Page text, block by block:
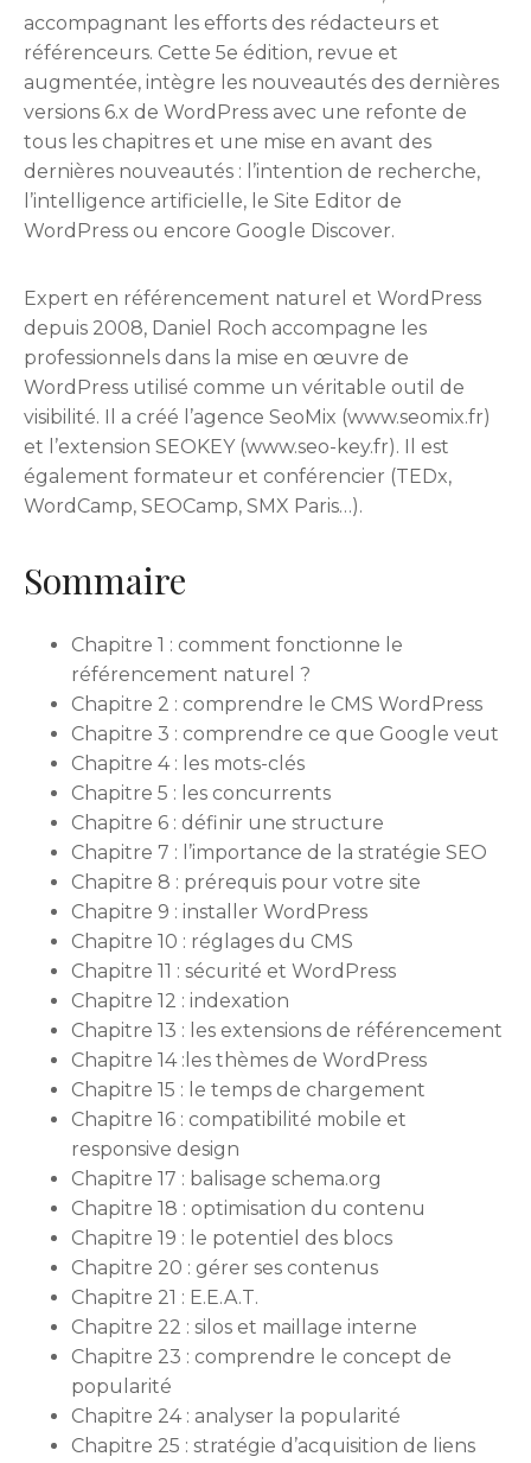
accompagnant les efforts des rédacteurs et
référenceurs. Cette 5e édition, revue et
augmentée, intègre les nouveautés des dernières
versions 6.x de WordPress avec une refonte de
tous les chapitres et une mise en avant des
dernières nouveautés : l’intention de recherche,
l’intelligence artificielle, le Site Editor de
WordPress ou encore Google Discover.
Expert en référencement naturel et WordPress
depuis 2008, Daniel Roch accompagne les
professionnels dans la mise en œuvre de
WordPress utilisé comme un véritable outil de
visibilité. Il a créé l’agence SeoMix (www.seomix.fr)
et l’extension SEOKEY (www.seo-key.fr). Il est
également formateur et conférencier (TEDx,
WordCamp, SEOCamp, SMX Paris…).
Sommaire
Chapitre 1 : comment fonctionne le
référencement naturel ?
Chapitre 2 : comprendre le CMS WordPress
Chapitre 3 : comprendre ce que Google veut
Chapitre 4 : les mots-clés
Chapitre 5 : les concurrents
Chapitre 6 : définir une structure
Chapitre 7 : l’importance de la stratégie SEO
Chapitre 8 : prérequis pour votre site
Chapitre 9 : installer WordPress
Chapitre 10 : réglages du CMS
Chapitre 11 : sécurité et WordPress
Chapitre 12 : indexation
Chapitre 13 : les extensions de référencement
Chapitre 14 :les thèmes de WordPress
Chapitre 15 : le temps de chargement
Chapitre 16 : compatibilité mobile et
responsive design
Chapitre 17 : balisage schema.org
Chapitre 18 : optimisation du contenu
Chapitre 19 : le potentiel des blocs
Chapitre 20 : gérer ses contenus
Chapitre 21 : E.E.A.T.
Chapitre 22 : silos et maillage interne
Chapitre 23 : comprendre le concept de
popularité
Chapitre 24 : analyser la popularité
Chapitre 25 : stratégie d’acquisition de liens